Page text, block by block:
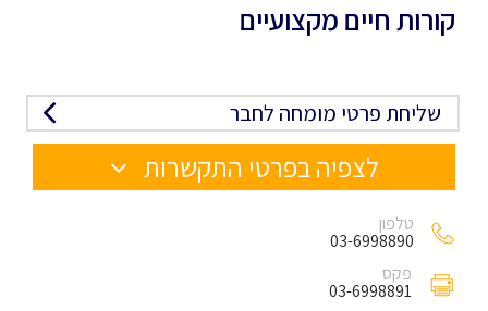
קורות חיים מקצועיים
שליחת פרטי מומחה לחבר
לצפיה בפרטי התקשרות
טלפון
03-6998890
פקס
03-6998891